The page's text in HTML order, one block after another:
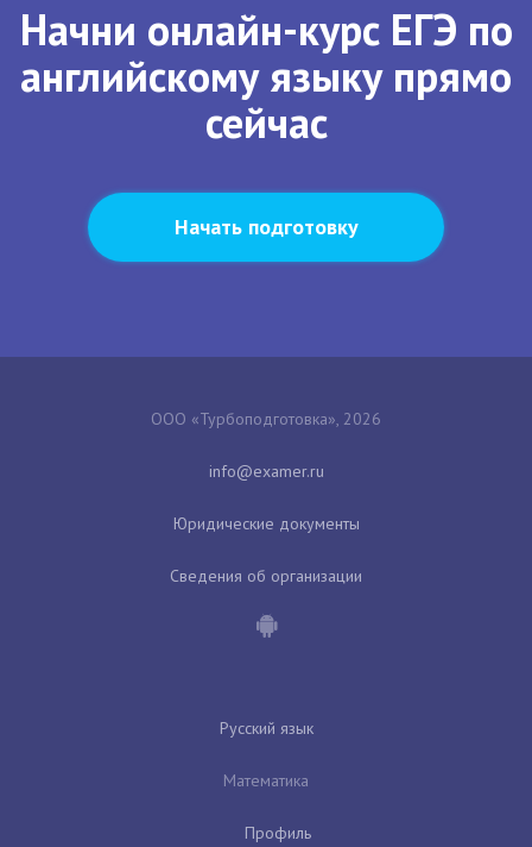
Начни онлайн-курс ЕГЭ по
английскому языку прямо
сейчас
Начать подготовку
ООО «Турбоподготовка», 2026
Юридические документы
Сведения об организации
Русский язык
Математика
Профиль